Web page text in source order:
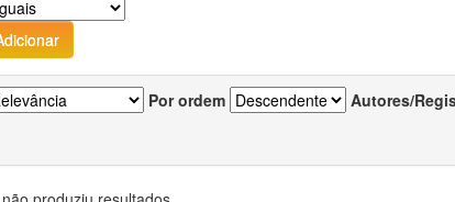
Por ordem Autores/